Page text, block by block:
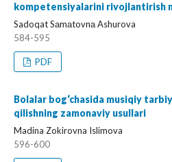
kompetensiyalarini rivojlantirish
Sadoqat Sаmаtovnа Ashurova
584-595
PDF
Bolalar bog‘chasida musiqiy
qilishning zamonaviy usullari
Madina Zokirovna Islimova
596-600